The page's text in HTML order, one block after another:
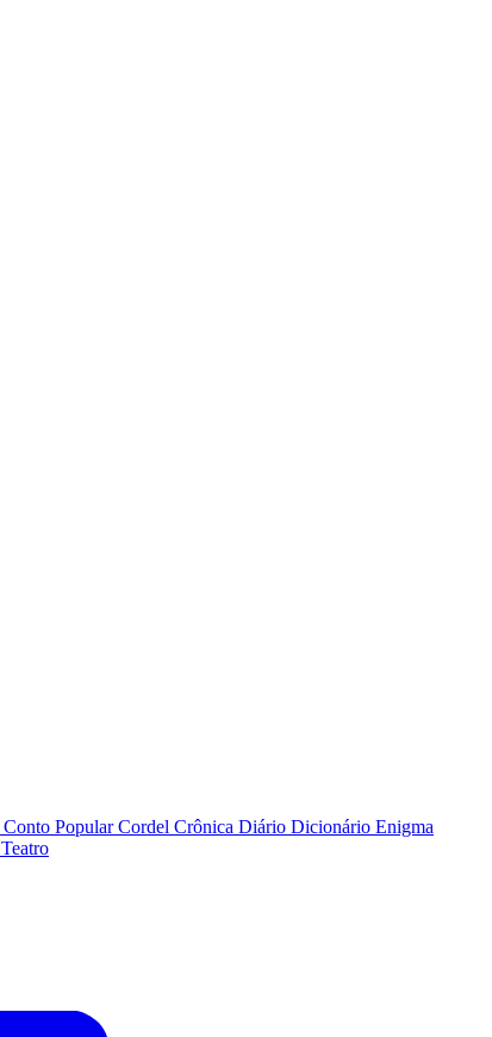
Conto PopularCordel Crônica Diário Dicionário Enigma
Teatro